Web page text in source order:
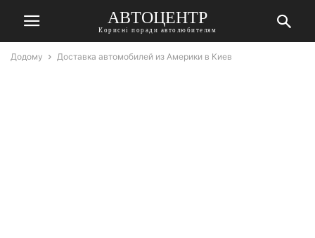
АВТОЦЕНТР
Корисні поради автолюбителям
Додому Доставка автомобилей из Америки в Киев